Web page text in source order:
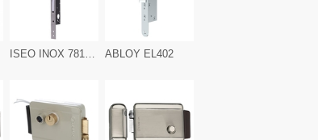
ISEO INOX 781802302 ABLOY EL402